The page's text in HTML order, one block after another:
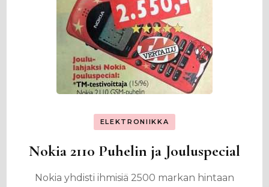
ELEKTRONIIKKA
Nokia 2110 Puhelin ja Jouluspecial
Nokia yhdisti ihmisiä 2500 markan hintaan